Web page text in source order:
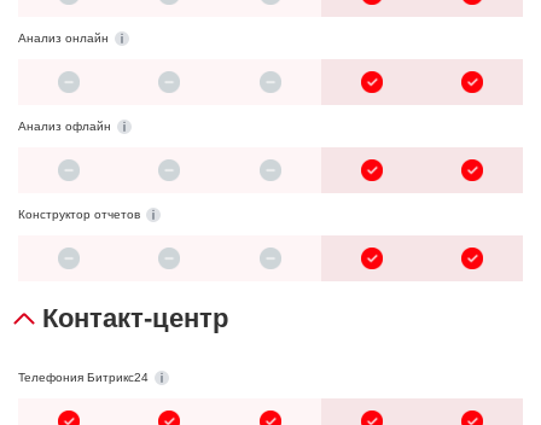
Анализ онлайн
Анализ офлайн
Конструктор отчетов
Контакт-центр
Телефония Битрикс24